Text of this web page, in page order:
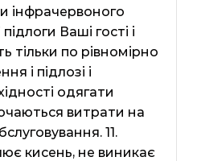
інфрачервоного
Ваші гості і
тільки по рівномірно
і підлозі і
одягати
витрати на
11.
кисень, не виникає